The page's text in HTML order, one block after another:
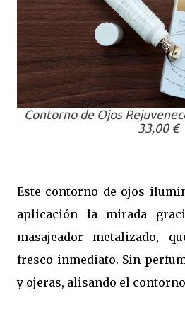
Contorno de Ojos
33,00 €
Este contorno de ojos
aplicación la mirada
masajeador metalizado,
fresco inmediato. Sin
y ojeras, alisando el